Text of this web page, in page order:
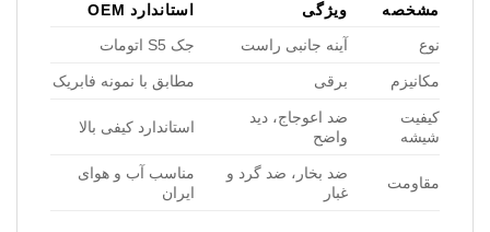
مشخصه ویژگی
استاندارد OEM
نوع
آینه جانبی راست جک S5 اتومات
مکانیزم برقی مطابق با نمونه فابریک
کیفیت
شیشه
ضد اعوجاج، دید
واضح
استاندارد کیفی بالا
مقاومت
ضد بخار، ضد گرد و
غبار
مناسب آب و هوای
ایران